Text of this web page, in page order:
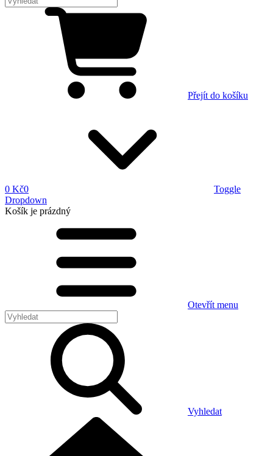
Přejít do košíku
0 Kč0
Toggle
Dropdown
Košík je prázdný
Otevřít menu
Vyhledat